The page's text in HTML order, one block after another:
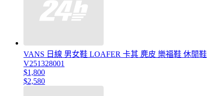
VANS 日線 男女鞋 LOAFER 卡其 麂皮 樂福鞋 休閒鞋
V251328001
$1,800
$2,580